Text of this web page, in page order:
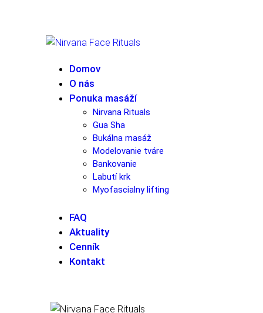
Domov
O nás
Ponuka masáží
Nirvana Rituals
Gua Sha
Bukálna masáž
Modelovanie tváre
Bankovanie
Labutí krk
Myofascialny lifting
FAQ
Aktuality
Cenník
Kontakt